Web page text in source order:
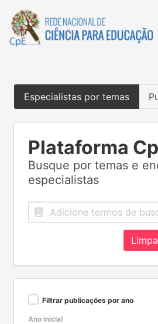
Especialistas por temas
Plataforma
Busque por temas e
especialistas
Filtrar publicações por ano
Ano inicial